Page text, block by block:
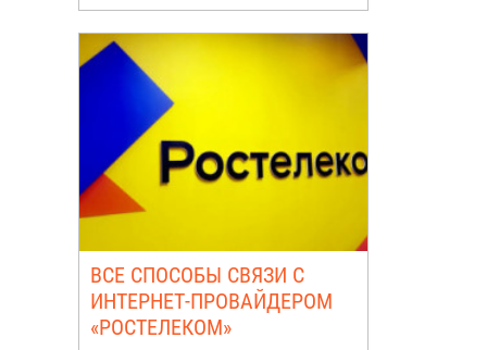
ВСЕ СПОСОБЫ СВЯЗИ С
ИНТЕРНЕТ-ПРОВАЙДЕРОМ
«РОСТЕЛЕКОМ»